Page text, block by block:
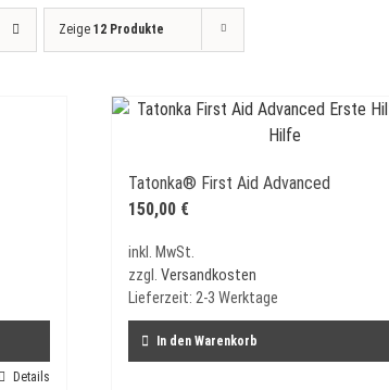
Zeige 12 Produkte
Details
Tatonka® First Aid Advanced
150,00 €
inkl. MwSt.
zzgl. Versandkosten
Lieferzeit: 2-3 Werktage
In den Warenkorb